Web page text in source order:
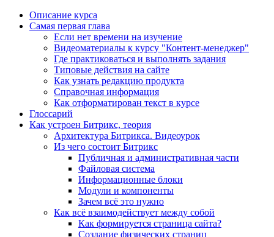
Описание курса
Самая первая глава
Если нет времени на изучение
Видеоматериалы к курсу "Контент-менеджер"
Где практиковаться и выполнять задания
Типовые действия на сайте
Как узнать редакцию продукта
Справочная информация
Как отформатирован текст в курсе
Глоссарий
Как устроен Битрикс, теория
Архитектура Битрикса. Видеоурок
Из чего состоит Битрикс
Публичная и административная части
Файловая система
Информационные блоки
Модули и компоненты
Зачем всё это нужно
Как всё взаимодействует между собой
Как формируется страница сайта?
Создание физических страниц